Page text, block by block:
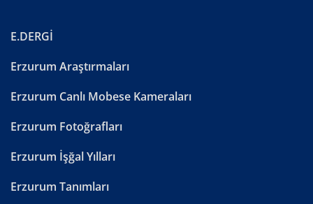
E.DERGİ
Erzurum Araştırmaları
Erzurum Canlı Mobese Kameraları
Erzurum Fotoğrafları
Erzurum İşğal Yılları
Erzurum Tanımları